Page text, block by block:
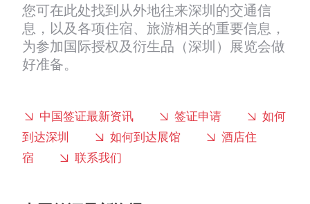
您可在此处找到从外地往来深圳的交通信
息，以及各项住宿、旅游相关的重要信息，
为参加国际授权及衍生品（深圳）展览会做
好准备。
中国签证最新资讯 签证申请
如何
到达深圳
如何到达展馆
酒店住
宿
联系我们